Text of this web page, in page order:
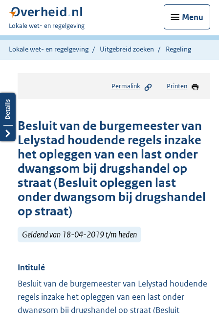
Menu
U
bent
hier:
Lokale wet- en regelgeving
Lokale wet- en regelgeving Uitgebreid zoeken Regeling
Permalink Printen
Besluit van de burgemeester van
Lelystad houdende regels inzake
het opleggen van een last onder
dwangsom bij drugshandel op
straat (Besluit opleggen last
onder dwangsom bij drugshandel
op straat)
Geldend van 18-04-2019 t/m heden
Intitulé
Besluit van de burgemeester van Lelystad houdende
regels inzake het opleggen van een last onder
dwangsom bij drugshandel op straat (Besluit